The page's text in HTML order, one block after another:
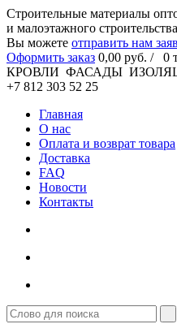
Cтроительные материалы
и малоэтажного
Вы можете отправить нам
Оформить заказ 0,00 руб. / 0
КРОВЛИ ФАСАДЫ
+7 812 303 52 25
Главная
О нас
Оплата и возврат товара
Доставка
FAQ
Новости
Контакты